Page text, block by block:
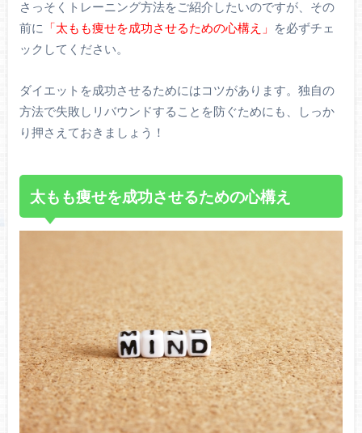
さっそくトレーニング方法をご紹介したいのですが、その
前に 「太もも痩せを成功させるための心構え」
を必ずチェ
ックしてください。
ダイエットを成功させるためにはコツがあります。独自の
方法で失敗しリバウンドすることを防ぐためにも、しっか
り押さえておきましょう！
太もも痩せを成功させるための心構え